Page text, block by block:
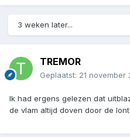
3 weken later...
TREMOR
Geplaatst: 21 november
Ik had ergens gelezen dat
de vlam altijd doven door de